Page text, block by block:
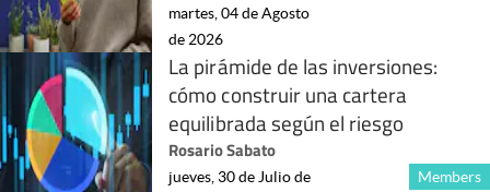
martes, 04 de Agosto
de 2026
La pirámide de las inversiones:
cómo construir una cartera
equilibrada según el riesgo
Rosario Sabato
Members
jueves, 30 de Julio de